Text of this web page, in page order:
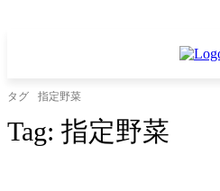
タグ 指定野菜
Tag: 指定野菜